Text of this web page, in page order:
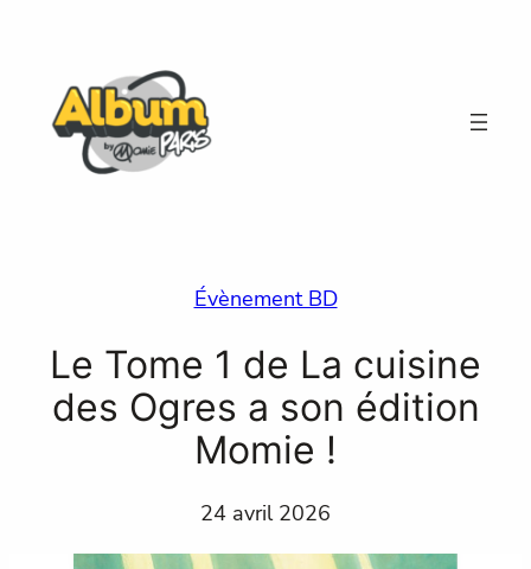
contenu
Évènement BD
Le Tome 1 de La cuisine
des Ogres a son édition
Momie !
24 avril 2026